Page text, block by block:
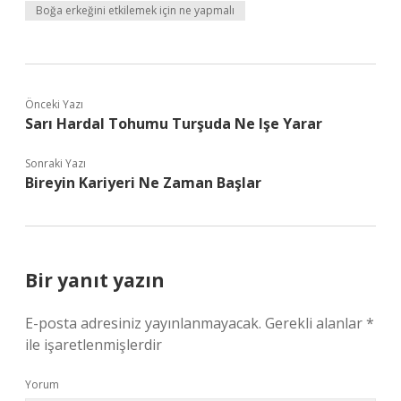
Boğa erkeğini etkilemek için ne yapmalı
Önceki Yazı
Sarı Hardal Tohumu Turşuda Ne Işe Yarar
Sonraki Yazı
Bireyin Kariyeri Ne Zaman Başlar
Bir yanıt yazın
E-posta adresiniz yayınlanmayacak. Gerekli alanlar*
ile işaretlenmişlerdir
Yorum